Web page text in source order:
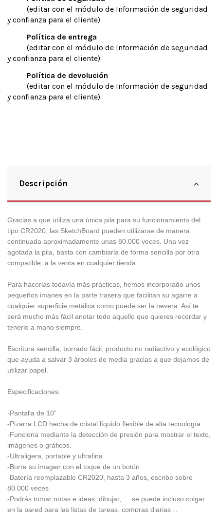
(editar con el módulo de Información de seguridad
y confianza para el cliente)
Política de entrega
(editar con el módulo de Información de seguridad
y confianza para el cliente)
Política de devolución
(editar con el módulo de Información de seguridad
y confianza para el cliente)
Descripción
Gracias a que utiliza una única pila para su funcionamiento del
tipo CR2020, las SketchBoard pueden utilizarse de manera
continuada aproximadamente unas 80.000 veces. Una vez
agotada la pila, basta con cambiarla de forma sencilla por otra
compatible, a la venta en cualquier tienda.
Para hacerlas todavía más prácticas, hemos incorporado unos
pequeños imanes en la parte trasera que facilitan su agarre a
cualquier superficie metálica como puede ser la nevera. Así te
será mucho más fácil anotar todo aquello que quieres recordar y
tenerlo a mano siempre.
Escritura sencilla, borrado fácil, producto no radiactivo y ecológico
que ayuda a salvar 3 árboles de media gracias a que dejamos de
utilizar papel.
Especificaciones:
-Pantalla de 10"
-Pizarra LCD hecha de cristal líquido flexible de alta tecnología.
-Funciona mediante la detección de presión para mostrar el texto,
imágenes o gráficos.
-Ultraligera, portable y ultrafina
-Borre su imagen con el toque de un botón
-Batería reemplazable CR2020, hasta 3 años, escribe sobre
80.000 veces
-Podrás tomar notas e ideas, dibujar, … se puede incluso colgar
en la pared para las listas de tareas, compras diarias…